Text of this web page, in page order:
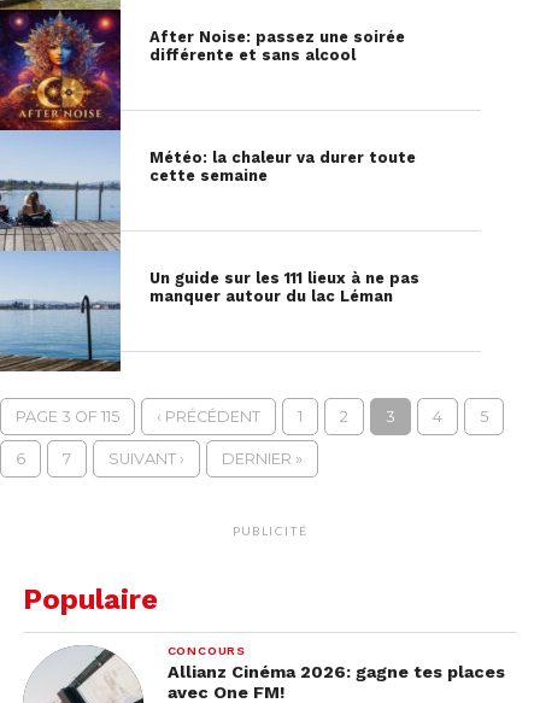
After Noise: passez une soirée
différente et sans alcool
Météo: la chaleur va durer toute
cette semaine
Un guide sur les 111 lieux à ne pas
manquer autour du lac Léman
PAGE 3 OF 115 ‹ PRÉCÉDENT 1 2 3 4 5
6 7 SUIVANT › DERNIER »
PUBLICITÉ
Populaire
CONCOURS
Allianz Cinéma 2026: gagne tes places
avec One FM!